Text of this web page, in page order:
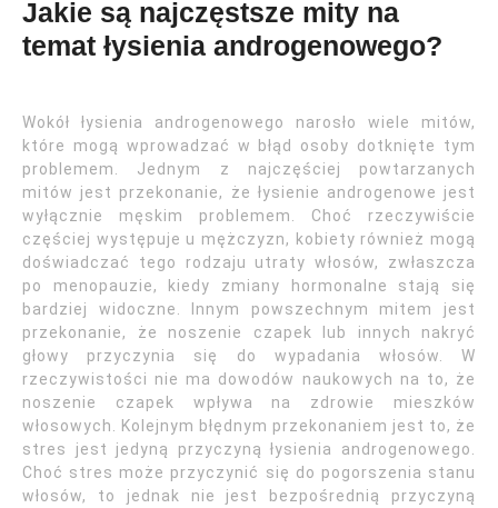
Jakie są najczęstsze mity na
temat łysienia androgenowego?
Wokół łysienia androgenowego narosło wiele mitów,
które mogą wprowadzać w błąd osoby dotknięte tym
problemem. Jednym z najczęściej powtarzanych
mitów jest przekonanie, że łysienie androgenowe jest
wyłącznie męskim problemem. Choć rzeczywiście
częściej występuje u mężczyzn, kobiety również mogą
doświadczać tego rodzaju utraty włosów, zwłaszcza
po menopauzie, kiedy zmiany hormonalne stają się
bardziej widoczne. Innym powszechnym mitem jest
przekonanie, że noszenie czapek lub innych nakryć
głowy przyczynia się do wypadania włosów. W
rzeczywistości nie ma dowodów naukowych na to, że
noszenie czapek wpływa na zdrowie mieszków
włosowych. Kolejnym błędnym przekonaniem jest to, że
stres jest jedyną przyczyną łysienia androgenowego.
Choć stres może przyczynić się do pogorszenia stanu
włosów, to jednak nie jest bezpośrednią przyczyną